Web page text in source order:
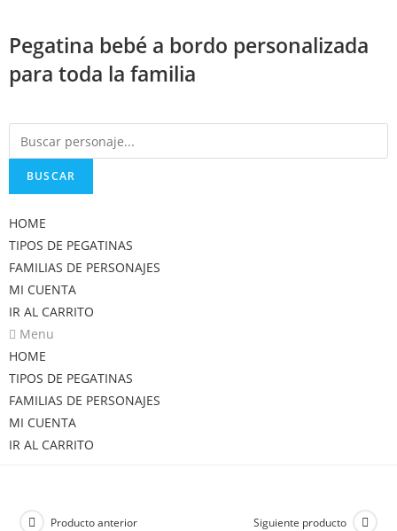
contenido
Pegatina bebé a bordo personalizada
para toda la familia
BUSCAR
HOME
TIPOS DE PEGATINAS
FAMILIAS DE PERSONAJES
MI CUENTA
IR AL CARRITO
Menu
HOME
TIPOS DE PEGATINAS
FAMILIAS DE PERSONAJES
MI CUENTA
IR AL CARRITO
Producto anterior Siguiente producto